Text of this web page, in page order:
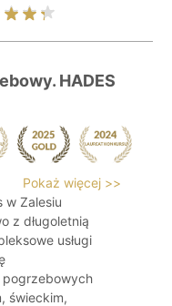
HADES
Pokaż więcej >>
w Zalesiu
z długoletnią
usługi
pogrzebowych
świeckim,